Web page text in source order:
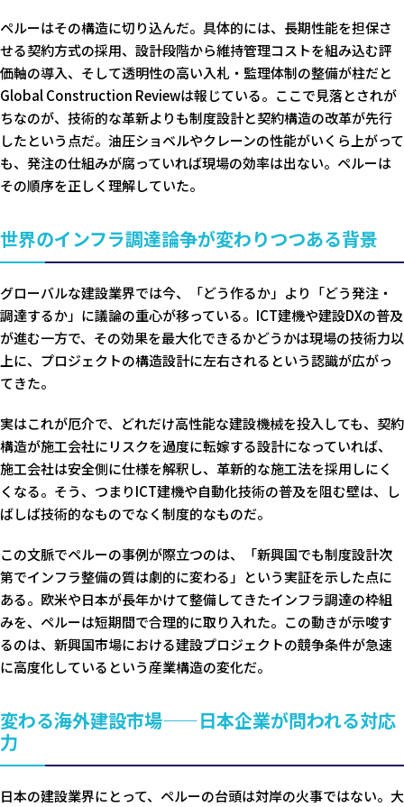
ペルーはその構造に切り込んだ。具体的には、長期性能を担保さ
せる契約方式の採用、設計段階から維持管理コストを組み込む評
価軸の導入、そして透明性の高い入札・監理体制の整備が柱だと
Global Construction Reviewは報じている。ここで見落とされが
ちなのが、技術的な革新よりも制度設計と契約構造の改革が先行
したという点だ。油圧ショベルやクレーンの性能がいくら上がって
も、発注の仕組みが腐っていれば現場の効率は出ない。ペルーは
その順序を正しく理解していた。
世界のインフラ調達論争が変わりつつある背景
グローバルな建設業界では今、「どう作るか」より「どう発注・
調達するか」に議論の重心が移っている。ICT建機や建設DXの普及
が進む一方で、その効果を最大化できるかどうかは現場の技術力以
上に、プロジェクトの構造設計に左右されるという認識が広がっ
てきた。
実はこれが厄介で、どれだけ高性能な建設機械を投入しても、契約
構造が施工会社にリスクを過度に転嫁する設計になっていれば、
施工会社は安全側に仕様を解釈し、革新的な施工法を採用しにく
くなる。そう、つまりICT建機や自動化技術の普及を阻む壁は、し
ばしば技術的なものでなく制度的なものだ。
この文脈でペルーの事例が際立つのは、「新興国でも制度設計次
第でインフラ整備の質は劇的に変わる」という実証を示した点に
ある。欧米や日本が長年かけて整備してきたインフラ調達の枠組
みを、ペルーは短期間で合理的に取り入れた。この動きが示唆す
るのは、新興国市場における建設プロジェクトの競争条件が急速
に高度化しているという産業構造の変化だ。
変わる海外建設市場——日本企業が問われる対応
力
日本の建設業界にとって、ペルーの台頭は対岸の火事ではない。大